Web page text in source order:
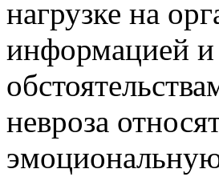
нагрузке на
информацией
невроза